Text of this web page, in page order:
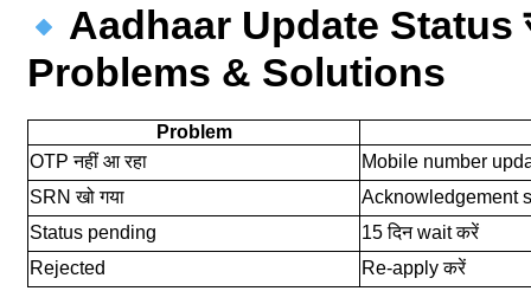
Aadhaar Update Status
Problems & Solutions
Problem
OTP नहीं आ रहा
Mobile number
SRN खो गया
Acknowledgement
Status pending
15 दिन wait करें
Rejected
Re-apply करें